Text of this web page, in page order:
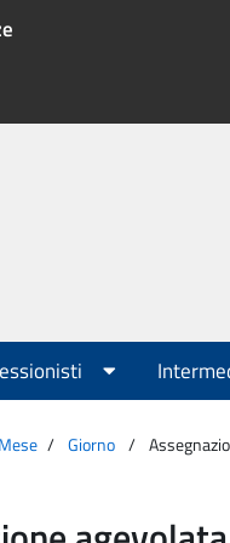
Mese Giorno